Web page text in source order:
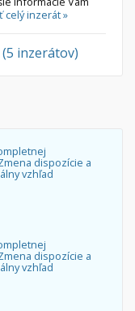
celý inzerát »
inzerátov)
dispozície a
vzhľad
dispozície a
vzhľad